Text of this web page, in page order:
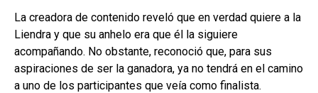
La creadora de contenido reveló que en verdad quiere a la
Liendra y que su anhelo era que él la siguiere
acompañando. No obstante, reconoció que, para sus
aspiraciones de ser la ganadora, ya no tendrá en el camino
a uno de los participantes que veía como finalista.